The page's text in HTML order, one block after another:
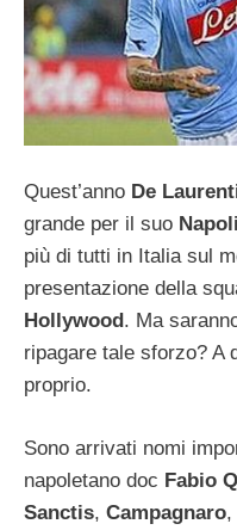
Quest’anno De
grande per il suo Napoli
più di tutti in Italia sul
presentazione della
Hollywood . Ma
ripagare tale sforzo? A
proprio.
Sono arrivati nomi
napoletano doc Fabio
Sanctis, Campagnaro,